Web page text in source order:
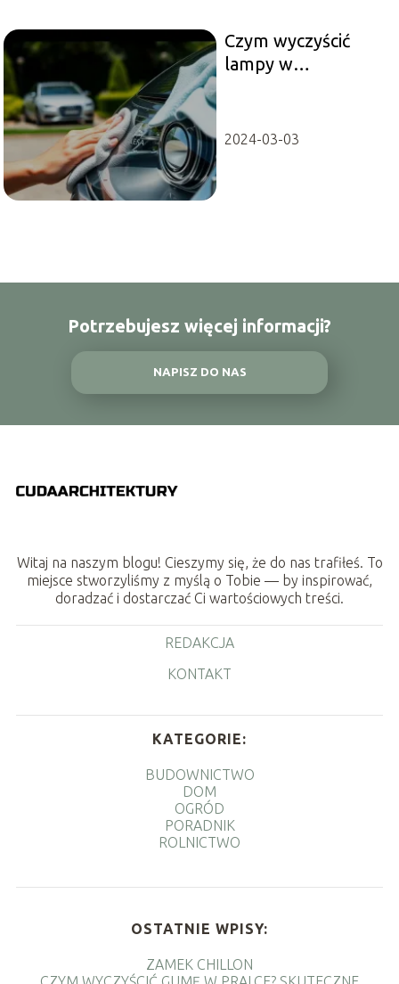
Czym wyczyścić
lampy w
metody i porady
2024-03-03
Potrzebujesz więcej informacji?
NAPISZ DO NAS
Witaj na naszym blogu! Cieszymy się, że do nas trafiłeś. To
miejsce stworzyliśmy z myślą o Tobie — by inspirować,
doradzać i dostarczać Ci wartościowych treści.
REDAKCJA
KONTAKT
KATEGORIE:
BUDOWNICTWO
DOM
OGRÓD
PORADNIK
ROLNICTWO
OSTATNIE WPISY:
ZAMEK CHILLON